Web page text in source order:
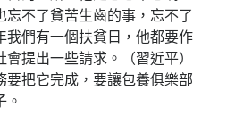
忘不了貧苦生齒的事，忘不了
我們有一個扶貧日，他都要作
提出一些請求。（習近平）
要把它完成，要讓包養俱樂部
。